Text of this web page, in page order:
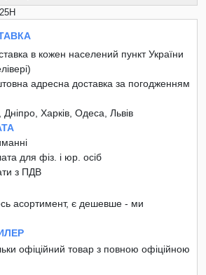
в кожен населений пункт України
адресна доставка за погодженням
Дніпро, Харків, Одеса, Львів
для фіз. і юр. осіб
з ПДВ
асортимент, є дешевше - ми
офіційний товар з повною офіційною